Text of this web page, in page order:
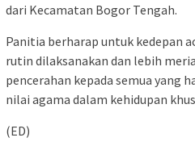
dari Kecamatan Bogor Tengah.
Panitia berharap untuk kedepan
rutin dilaksanakan dan lebih
pencerahan kepada semua yang
nilai agama dalam kehidupan
(ED)